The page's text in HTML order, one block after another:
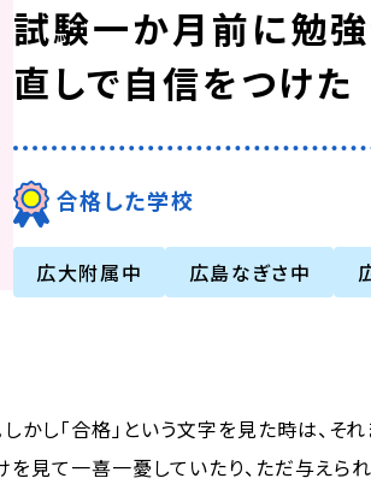
試験一か月前に勉
直しで自信をつけた
合格した学校
広大附属中 広島なぎさ中
かし「合格」という文字を見た時は、
見て一喜一憂していたり、ただ与えら